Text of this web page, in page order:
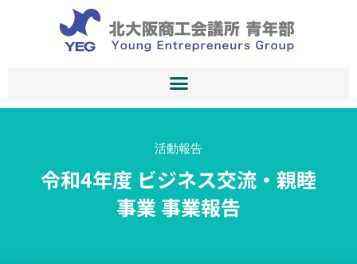
活動報告
令和4年度 ビジネス交流・親睦
事業 事業報告